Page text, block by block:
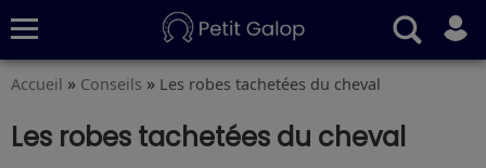
Quiz
Conseils
Fiches
S’abonner
Accueil » Conseils » Les robes tachetées du cheval
Les robes tachetées du cheval